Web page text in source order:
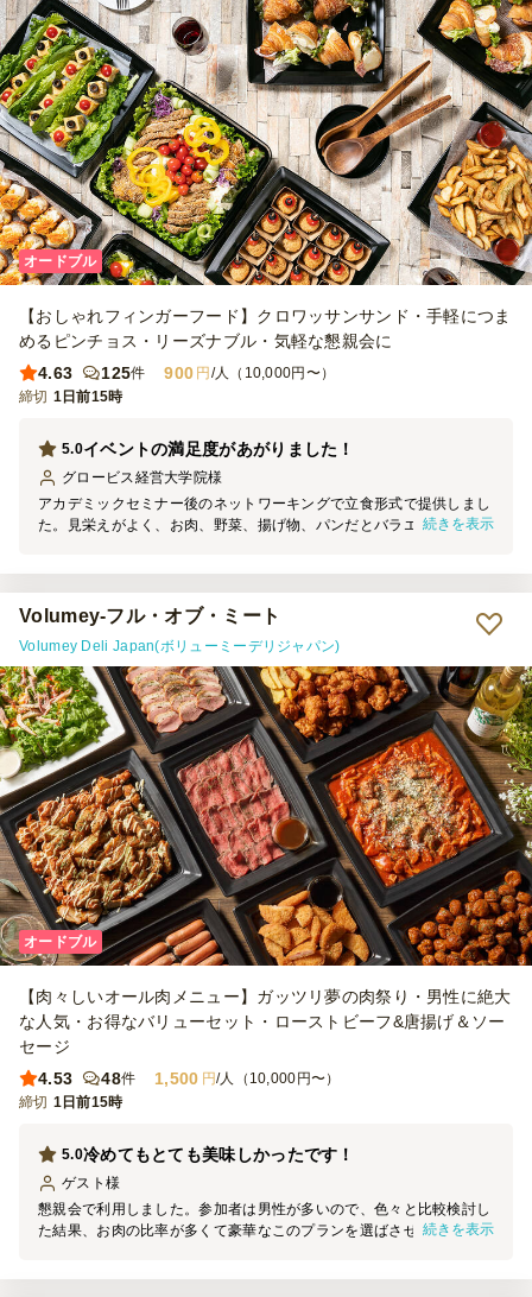
オードブル
【おしゃれフィンガーフード】クロワッサンサンド・手軽につま
めるピンチョス・リーズナブル・気軽な懇親会に
4.63
125件 900 円/人（10,000円〜）
締切 1日前15時
イベントの満足度があがりました！
5.0
グロービス経営大学院様
アカデミックセミナー後のネットワーキングで立食形式で提供しまし
た。見栄えがよく、お肉、野菜、揚げ物、パンだとバラエティーも豊
続きを表示
Volumey-フル・オブ・ミート
Volumey Deli Japan(ボリューミーデリジャパン)
オードブル
【肉々しいオール肉メニュー】ガッツリ夢の肉祭り・男性に絶大
な人気・お得なバリューセット・ローストビーフ&唐揚げ＆ソー
セージ
4.53
48件 1,500 円/人（10,000円〜）
締切 1日前15時
冷めてもとても美味しかったです！
5.0
ゲスト 様
懇親会で利用しました。参加者は男性が多いので、色々と比較検討し
た結果、お肉の比率が多くて豪華なこのプランを選ばさせて頂きまし
続きを表示